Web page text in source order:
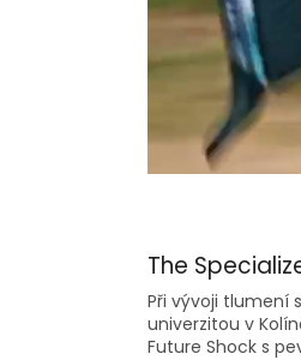
The
Při vývoji tlumení
univerzitou v
Future Shock s